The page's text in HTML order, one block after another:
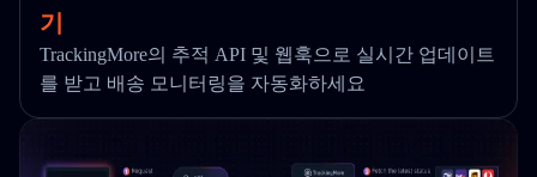
기
TrackingMore의 추적 API 및 웹훅으로 실시간 업데이트
를 받고 배송 모니터링을 자동화하세요